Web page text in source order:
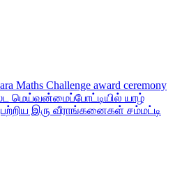
Maths Challenge award ceremony
மெய்வன்மைப்போட்டியில் யாழ்
இரு வீராங்கனைகள் சம்மட்டி